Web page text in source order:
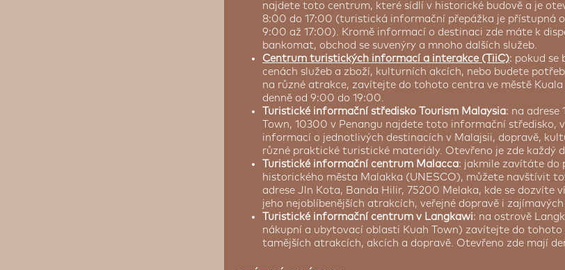
najdete toto centrum, které sídlí v historické budově a je
8:00 do 17:00 (turistická informační přepážka je přístupná
9:00 až 17:00). Kromě informací o destinaci zde máte k
bankomat, obchod se suvenýry a mnoho dalších služeb.
Centrum turistických informací a interakce (TiiC): pokud
cenách služeb a zboží, kulturních akcích, nebo budete
na různé atrakce, zavítejte do tohoto centra ve městě
denně od 9:00 do 19:00.
Turistické informační středisko Tourism Malaysia: na adrese
Town, 10300 v Penangu najdete toto informační středisko,
informací o jednotlivých destinacích v Malajsii, dopravě,
různé praktické turistické materiály. Otevřeno je zde každý
Turistické informační centrum Malacca: jakmile zavítáte do
historického města Malakka (UNESCO), můžete navštívit
adrese Jln Kota, Banda Hilir, 75200 Melaka, kde se dozvíte
jeho nejoblíbenějších atrakcích, veřejné dopravě i
Turistické informační centrum v Langkawi: na ostrově
nákupní a ubytovací oblasti Kuah Town) zavítejte do tohoto
tamějších atrakcích, akcích a dopravě. Otevřeno zde mají